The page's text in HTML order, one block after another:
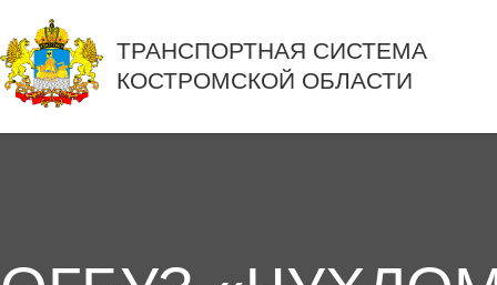
ТРАНСПОРТНАЯ СИСТЕМА
КОСТРОМСКОЙ ОБЛАСТИ